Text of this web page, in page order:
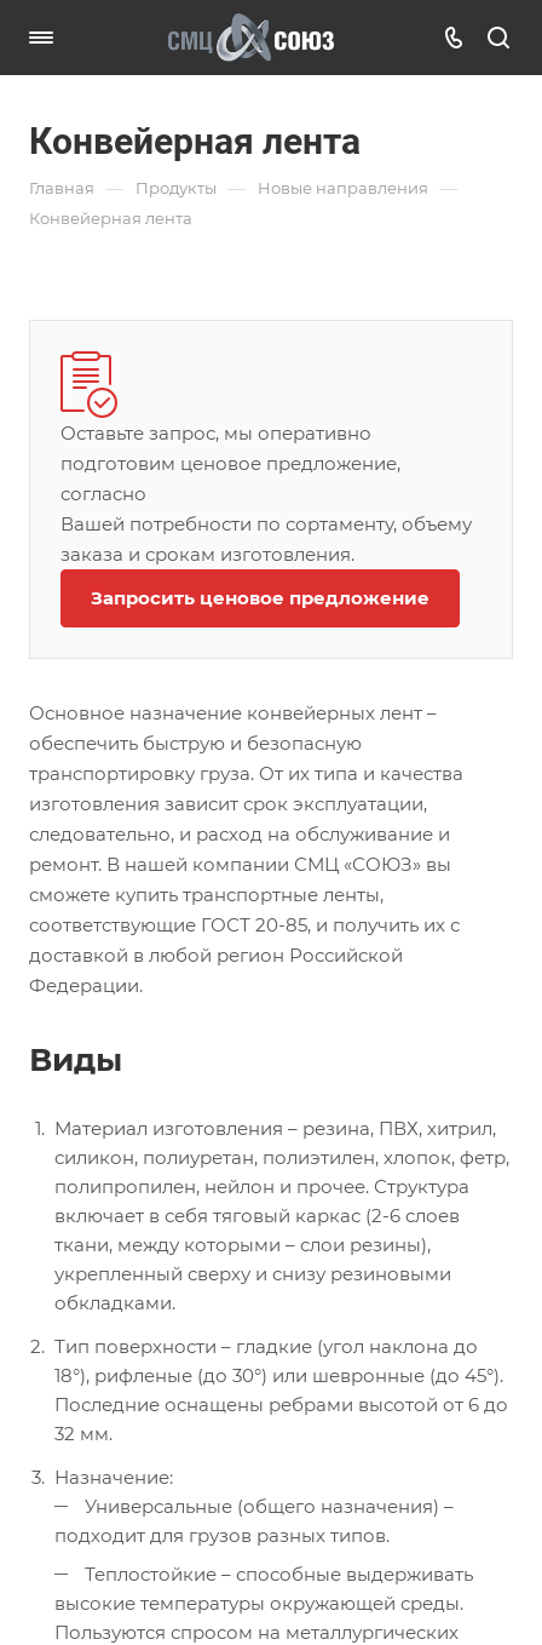
Конвейерная лента
Главная — Продукты — Новые направления —
Конвейерная лента
Оставьте запрос, мы оперативно
подготовим ценовое предложение,
согласно
Вашей потребности по сортаменту, объему
заказа и срокам изготовления.
Запросить ценовое предложение
Основное назначение конвейерных лент –
обеспечить быструю и безопасную
транспортировку груза. От их типа и качества
изготовления зависит срок эксплуатации,
следовательно, и расход на обслуживание и
ремонт. В нашей компании СМЦ «СОЮЗ» вы
сможете купить транспортные ленты,
соответствующие ГОСТ 20-85, и получить их с
доставкой в любой регион Российской
Федерации.
Виды
Материал изготовления – резина, ПВХ, хитрил,
силикон, полиуретан, полиэтилен, хлопок, фетр,
полипропилен, нейлон и прочее. Структура
включает в себя тяговый каркас (2-6 слоев
ткани, между которыми – слои резины),
укрепленный сверху и снизу резиновыми
обкладками.
Тип поверхности – гладкие (угол наклона до
18°), рифленые (до 30°) или шевронные (до 45°).
Последние оснащены ребрами высотой от 6 до
32 мм.
Назначение:
Универсальные (общего назначения) –
подходит для грузов разных типов.
Теплостойкие – способные выдерживать
высокие температуры окружающей среды.
Пользуются спросом на металлургических